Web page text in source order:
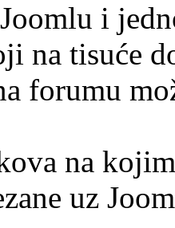
i
na tisuće
forumu
na
uz